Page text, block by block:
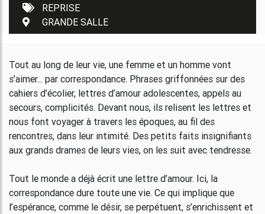
REPRISE
GRANDE SALLE
Tout au long de leur vie, une femme et un homme vont
s’aimer... par correspondance. Phrases griffonnées sur des
cahiers d’écolier, lettres d’amour adolescentes, appels au
secours, complicités. Devant nous, ils relisent les lettres et
nous font voyager à travers les époques, au fil des
rencontres, dans leur intimité. Des petits faits insignifiants
aux grands drames de leurs vies, on les suit avec tendresse.
Tout le monde a déjà écrit une lettre d’amour. Ici, la
correspondance dure toute une vie. Ce qui implique que
l’espérance, comme le désir, se perpétuent, s’enrichissent et